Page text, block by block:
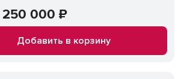
250 000 ₽
Добавить в корзину